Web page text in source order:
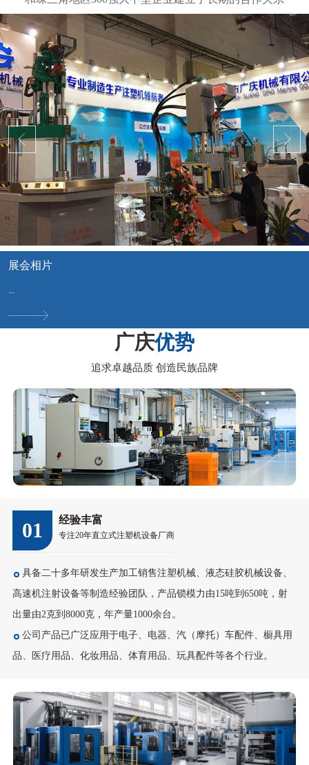
展会相片
广庆优势
追求卓越品质 创造民族品牌
01 经验丰富
专注20年直立式注塑机设备厂商
具备二十多年研发生产加工销售注塑机械、液态硅胶机械设备、
高速机注射设备等制造经验团队，产品锁模力由15吨到650吨，射
出量由2克到8000克，年产量1000余台。
公司产品已广泛应用于电子、电器、汽（摩托）车配件、橱具用
品、医疗用品、化妆用品、体育用品、玩具配件等各个行业。